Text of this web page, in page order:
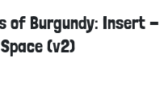
of Burgundy: Insert -
(v2)